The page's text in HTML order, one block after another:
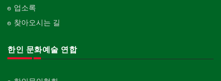
프랜차이즈
Franchise
Piano Tuning/Sale
건축 엔지니어
Engineering
Architectural Designer
Alumni Middle·High School
단체-협회
단체-스포츠
Organization-Sports
단체-음악/미술
업소록
찾아오시는 길
한인 문화예술 연합